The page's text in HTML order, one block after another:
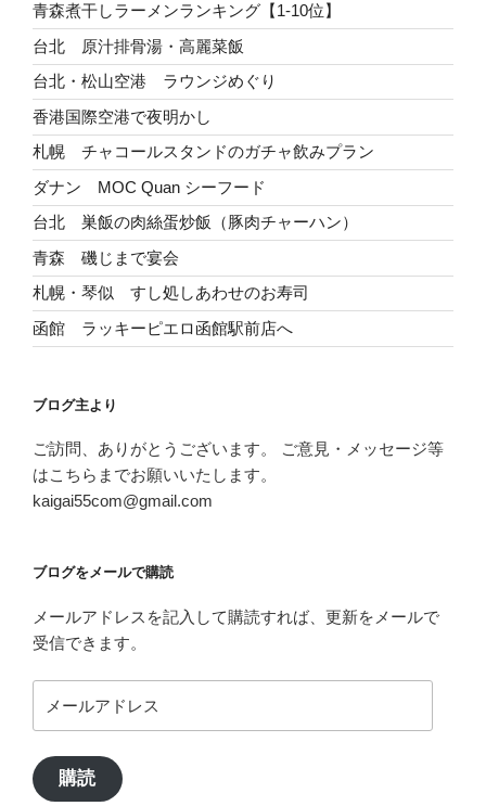
青森煮干しラーメンランキング【1-10位】
台北 原汁排骨湯・高麗菜飯
台北・松山空港 ラウンジめぐり
香港国際空港で夜明かし
札幌 チャコールスタンドのガチャ飲みプラン
ダナン MOC Quan シーフード
台北 巣飯の肉絲蛋炒飯（豚肉チャーハン）
青森 磯じまで宴会
札幌・琴似 すし処しあわせのお寿司
函館 ラッキーピエロ函館駅前店へ
ブログ主より
ご訪問、ありがとうございます。 ご意見・メッセージ等
はこちらまでお願いいたします。
kaigai55com@gmail.com
ブログをメールで購読
メールアドレスを記入して購読すれば、更新をメールで
受信できます。
ー
ア
ド
購読